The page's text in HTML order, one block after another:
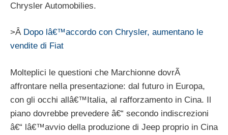
Chrysler Automobilies.
>Â Dopo lâ€™accordo con Chrysler, aumentano le
vendite di Fiat
Molteplici le questioni che Marchionne dovrÃ
affrontare nella presentazione: dal futuro in Europa,
con gli occhi allâ€™Italia, al rafforzamento in Cina. Il
piano dovrebbe prevedere â€“ secondo indiscrezioni
â€“ lâ€™avvio della produzione di Jeep proprio in Cina